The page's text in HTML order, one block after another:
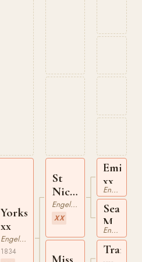
Yorkshire
xx
Engelskt Fullblod
1834
St
Nicholas
xx
Engelskt Fullblod
XX
Emilius
xx
Engelskt Fullblod
Sea
Mew
xxEngelskt Fullblod
Tramp